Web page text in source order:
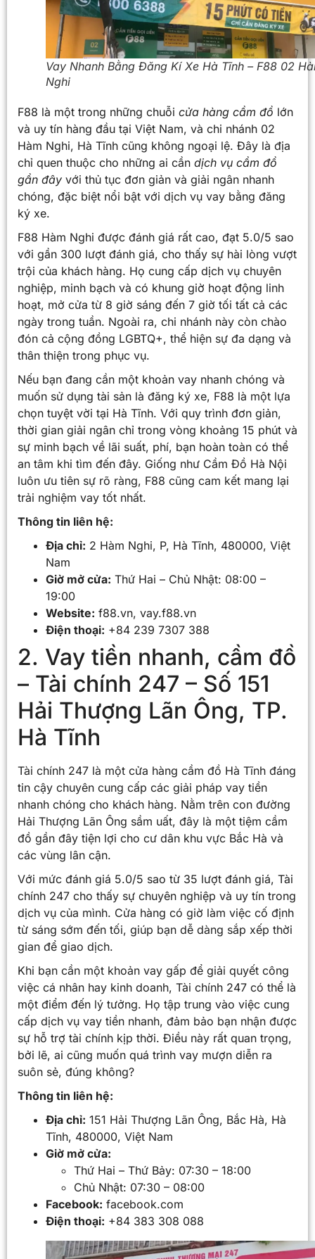
Vay Nhanh Bằng Đăng Kí Xe Hà Tĩnh – F88 02
Nghi
F88 là một trong những chuỗi cửa hàng cầm đồ lớn
và uy tín hàng đầu tại Việt Nam, và chi nhánh 02
Hàm Nghi, Hà Tĩnh cũng không ngoại lệ. Đây là địa
chỉ quen thuộc cho những ai cần dịch vụ cầm đồ
gần đây với thủ tục đơn giản và giải ngân nhanh
chóng, đặc biệt nổi bật với dịch vụ vay bằng đăng
ký xe.
F88 Hàm Nghi được đánh giá rất cao, đạt 5.0/5 sao
với gần 300 lượt đánh giá, cho thấy sự hài lòng vượt
trội của khách hàng. Họ cung cấp dịch vụ chuyên
nghiệp, minh bạch và có khung giờ hoạt động linh
hoạt, mở cửa từ 8 giờ sáng đến 7 giờ tối tất cả các
ngày trong tuần. Ngoài ra, chi nhánh này còn chào
đón cả cộng đồng LGBTQ+, thể hiện sự đa dạng và
thân thiện trong phục vụ.
Nếu bạn đang cần một khoản vay nhanh chóng và
muốn sử dụng tài sản là đăng ký xe, F88 là một lựa
chọn tuyệt vời tại Hà Tĩnh. Với quy trình đơn giản,
thời gian giải ngân chỉ trong vòng khoảng 15 phút và
sự minh bạch về lãi suất, phí, bạn hoàn toàn có thể
an tâm khi tìm đến đây. Giống như Cầm Đồ Hà Nội
luôn ưu tiên sự rõ ràng, F88 cũng cam kết mang lại
trải nghiệm vay tốt nhất.
Thông tin liên hệ:
Địa chỉ: 2 Hàm Nghi, P, Hà Tĩnh, 480000, Việt
Nam
Giờ mở cửa: Thứ Hai – Chủ Nhật: 08:00 –
19:00
Website: f88.vn, vay.f88.vn
Điện thoại: +84 239 7307 388
2. Vay tiền nhanh, cầm đồ
– Tài chính 247 – Số 151
Hải Thượng Lãn Ông, TP.
Hà Tĩnh
Tài chính 247 là một cửa hàng cầm đồ Hà Tĩnh đáng
tin cậy chuyên cung cấp các giải pháp vay tiền
nhanh chóng cho khách hàng. Nằm trên con đường
Hải Thượng Lãn Ông sầm uất, đây là một tiệm cầm
đồ gần đây tiện lợi cho cư dân khu vực Bắc Hà và
các vùng lân cận.
Với mức đánh giá 5.0/5 sao từ 35 lượt đánh giá, Tài
chính 247 cho thấy sự chuyên nghiệp và uy tín trong
dịch vụ của mình. Cửa hàng có giờ làm việc cố định
từ sáng sớm đến tối, giúp bạn dễ dàng sắp xếp thời
gian để giao dịch.
Khi bạn cần một khoản vay gấp để giải quyết công
việc cá nhân hay kinh doanh, Tài chính 247 có thể là
một điểm đến lý tưởng. Họ tập trung vào việc cung
cấp dịch vụ vay tiền nhanh, đảm bảo bạn nhận được
sự hỗ trợ tài chính kịp thời. Điều này rất quan trọng,
bởi lẽ, ai cũng muốn quá trình vay mượn diễn ra
suôn sẻ, đúng không?
Thông tin liên hệ:
Địa chỉ: 151 Hải Thượng Lãn Ông, Bắc Hà, Hà
Tĩnh, 480000, Việt Nam
Giờ mở cửa:
Thứ Hai – Thứ Bảy: 07:30 – 18:00
Chủ Nhật: 07:30 – 08:00
Facebook: facebook.com
Điện thoại: +84 383 308 088